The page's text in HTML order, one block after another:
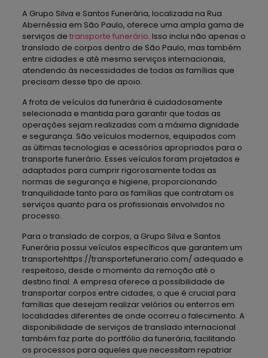
A Grupo Silva e Santos Funerária, localizada na Rua
Abernéssia em São Paulo, oferece uma ampla gama de
serviços de transporte funerário. Isso inclui não apenas o
translado de corpos dentro de São Paulo, mas também
entre cidades e até mesmo serviços internacionais,
atendendo às necessidades de todas as famílias que
precisam desse tipo de apoio.
A frota de veículos da funerária é cuidadosamente
selecionada e mantida para garantir que todas as
operações sejam realizadas com a máxima dignidade
e segurança. São veículos modernos, equipados com
as últimas tecnologias e acessórios apropriados para o
transporte funerário. Esses veículos foram projetados e
adaptados para cumprir rigorosamente todas as
normas de segurança e higiene, proporcionando
tranquilidade tanto para as famílias que contratam os
serviços quanto para os profissionais envolvidos no
processo.
Para o translado de corpos, a Grupo Silva e Santos
Funerária possui veículos específicos que garantem um
transportehttps://transportefunerario.com/ adequado e
respeitoso, desde o momento da remoção até o
destino final. A empresa oferece a possibilidade de
transportar corpos entre cidades, o que é crucial para
famílias que desejam realizar velórios ou enterros em
localidades diferentes de onde ocorreu o falecimento. A
disponibilidade de serviços de translado internacional
também faz parte do portfólio da funerária, facilitando
os processos para aqueles que necessitam repatriar